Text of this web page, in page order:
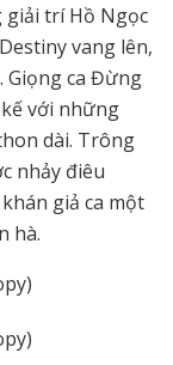
giải trí Hồ Ngọc
vang lên,
Giọng ca Đừng
với những
dài. Trông
nhảy điêu
giả ca một
hà.